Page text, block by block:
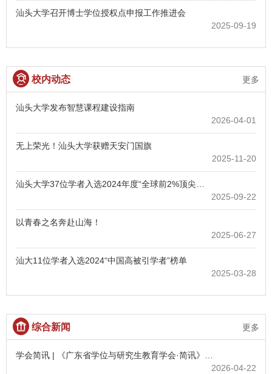
汕头大学召开博士学位授权点申报工作推进会
2025-09-19
校内动态 更多
汕头大学发布智慧课程建设指南
2026-04-01
无上荣光！汕头大学获赠天安门国旗
2025-11-20
汕头大学37位学者入选2024年度“全球前2%顶尖…
2025-09-22
以青春之名奔赴山海！
2025-06-27
汕大11位学者入选2024“中国高被引学者”榜单
2025-03-28
综合新闻 更多
学会简讯 | 《广东省学位与研究生教育学会·简讯》…
2026-04-22